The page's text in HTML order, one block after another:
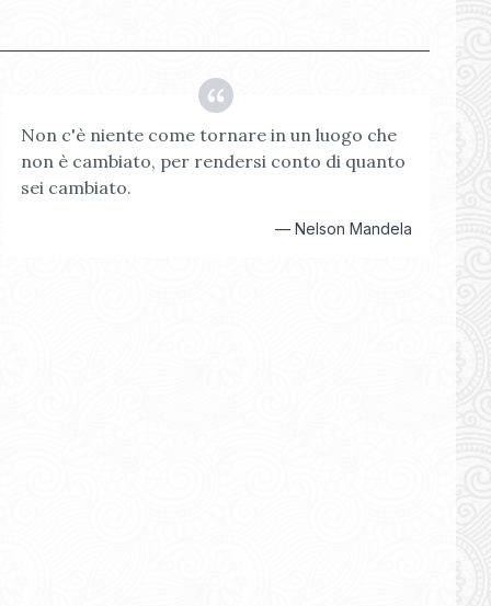
Non c'è niente come tornare in un luogo che
non è cambiato, per rendersi conto di quanto
sei cambiato.
— Nelson Mandela